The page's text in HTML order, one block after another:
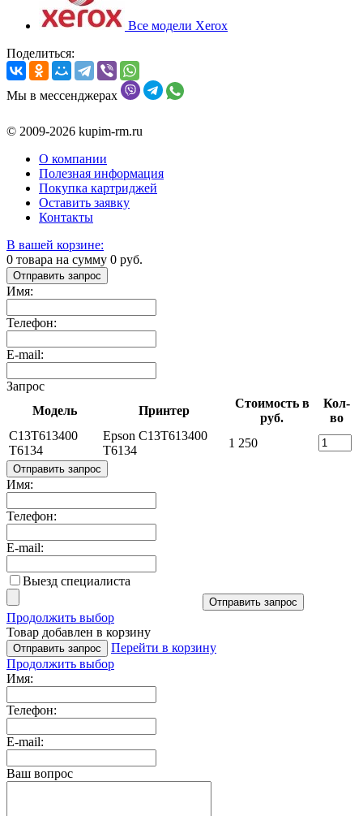
Все модели Xerox
Поделиться:
Мы в мессенджерах
© 2009-2026 kupim-rm.ru
О компании
Полезная информация
Покупка картриджей
Оставить заявку
Контакты
В вашей корзине:
0 товара на сумму 0 руб.
Отправить запрос
Имя:
Телефон:
E-mail:
Запрос
Модель
Принтер
Стоимость в
руб.
Кол-
во
C13T613400
T6134
Epson C13T613400
T6134
1 250
Отправить запрос
Имя:
Телефон:
E-mail:
Выезд специалиста
Отправить запрос
Продолжить выбор
Товар добавлен в корзину
Отправить запрос
Перейти в корзину
Продолжить выбор
Имя:
Телефон:
E-mail:
Ваш вопрос